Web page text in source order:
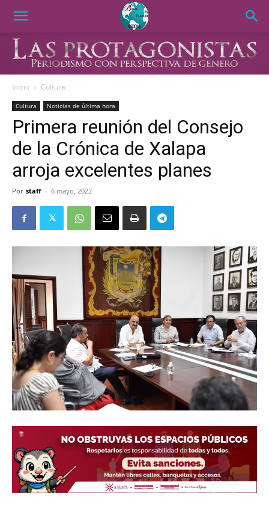
Inicio Cultura
Cultura Noticias de última hora
Primera reunión del Consejo
de la Crónica de Xalapa
arroja excelentes planes
Por staff - 6 mayo, 2022